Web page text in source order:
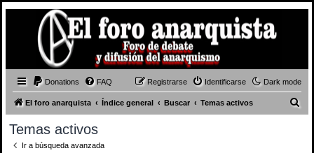
Dark mode
Donations FAQ Identificarse
Registrarse
El foro anarquista Índice general Buscar Temas activos
Temas activos
Ir a búsqueda avanzada